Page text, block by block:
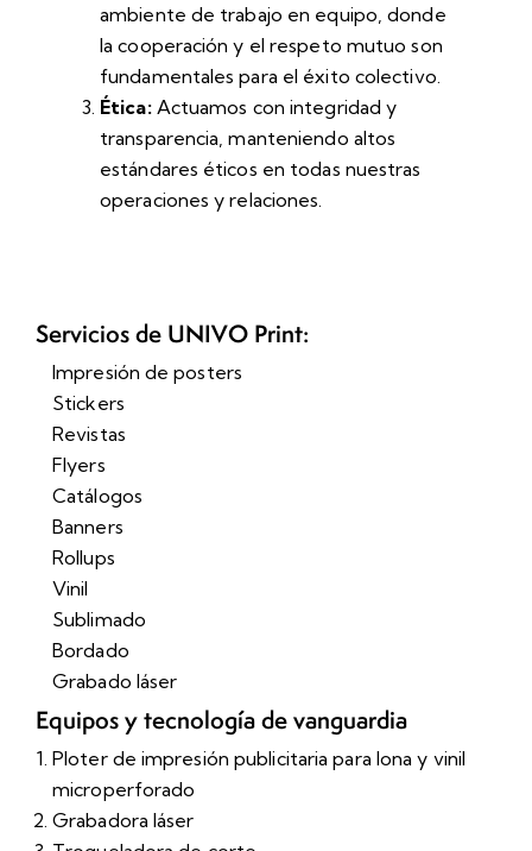
ambiente de trabajo en equipo, donde
la cooperación y el respeto mutuo son
fundamentales para el éxito colectivo.
Ética:Actuamos con integridad y
transparencia, manteniendo altos
estándares éticos en todas nuestras
operaciones y relaciones.
Servicios de UNIVO Print:
Impresión de posters
Stickers
Revistas
Flyers
Catálogos
Banners
Rollups
Vinil
Sublimado
Bordado
Grabado láser
Equipos y tecnología de vanguardia
Ploter de impresión publicitaria para lona y vinil
microperforado
Grabadora láser